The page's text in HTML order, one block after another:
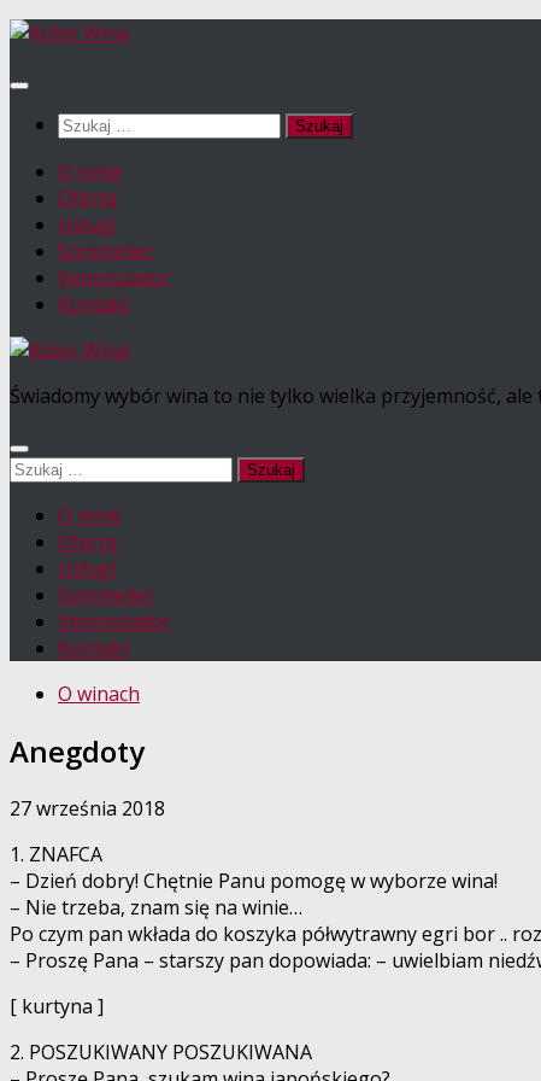
Przejdź
treści
Szukaj:
O mnie
Oferta
Usługi
Sommelier
Venenciador
Kontakt
Świadomy wybór wina to nie tylko wielka przyjemność,
Szukaj:
O mnie
Oferta
Usługi
Sommelier
Venenciador
Kontakt
O winach
Anegdoty
27 września 2018
1. ZNAFCA
– Dzień dobry! Chętnie Panu pomogę w wyborze wina!
– Nie trzeba, znam się na winie…
Po czym pan wkłada do koszyka półwytrawny egri bor ..
– Proszę Pana – starszy pan dopowiada: – uwielbiam
[ kurtyna ]
2. POSZUKIWANY POSZUKIWANA